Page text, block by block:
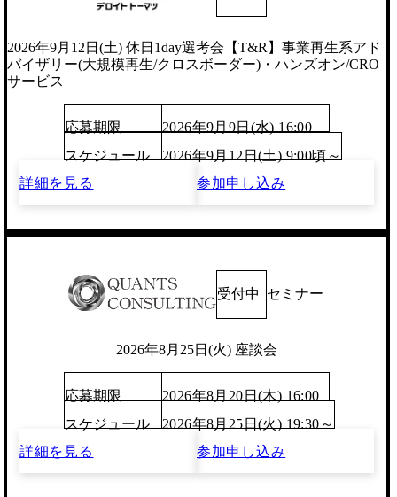
2026年9月12日(土) 休日1day選考会【T&R】事業再生系アド
バイザリー(大規模再生/クロスボーダー)・ハンズオン/CRO
サービス
応募期限
2026年9月9日(水) 16:00
スケジュール
2026年9月12日(土) 9:00頃～
詳細を見る
参加申し込み
受付中 セミナー
2026年8月25日(火) 座談会
応募期限
2026年8月20日(木) 16:00
スケジュール
2026年8月25日(火) 19:30～
詳細を見る
参加申し込み